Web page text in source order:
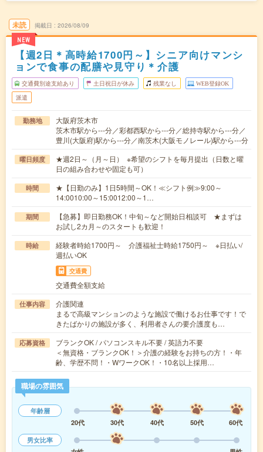
未読
NEW
掲載日 2026/08/09
【週2日＊高時給1700円～】シニア向けマンシ
ョンで食事の配膳や見守り＊介護
交通費別途支給あり 土日祝日が休み 残業なし WEB登録OK
派遣
勤務地
大阪府茨木市
茨木市駅から---分／彩都西駅から---分／総持寺駅から---分／
豊川(大阪府)駅から---分／南茨木(大阪モノレール)駅から---分
曜日頻度
★週2日～（月～日） ※希望のシフトを毎月提出（日数と曜
日の組み合わせや固定も可）
時間
★【日勤のみ】1日5時間～OK！≪シフト例≫9:00～
14:0010:00～15:0012:00～1…
期間
【急募】即日勤務OK！中旬～など開始日相談可 ★まずは
お試し2カ月～のスタートも歓迎！
時給
経験者時給1700円～ 介護福祉士時給1750円～ ※日払い/
週払いOK
交通費
交通費全額支給
仕事内容
介護関連
まるで高級マンションのような施設で働けるお仕事です！で
きたばかりの施設が多く、利用者さんの要介護度も…
応募資格
ブランクOK / パソコンスキル不要 / 英語力不要
＜無資格・ブランクOK！＞介護の経験をお持ちの方！・年
齢、学歴不問！・WワークOK！・10名以上採用…
職場の雰囲気
年齢層
20代
30代 40代 50代
60代
男女比率